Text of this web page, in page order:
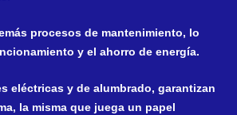
procesos de mantenimiento, lo
y el ahorro de energía.
eléctricas y de alumbrado, garantizan
la misma que juega un papel